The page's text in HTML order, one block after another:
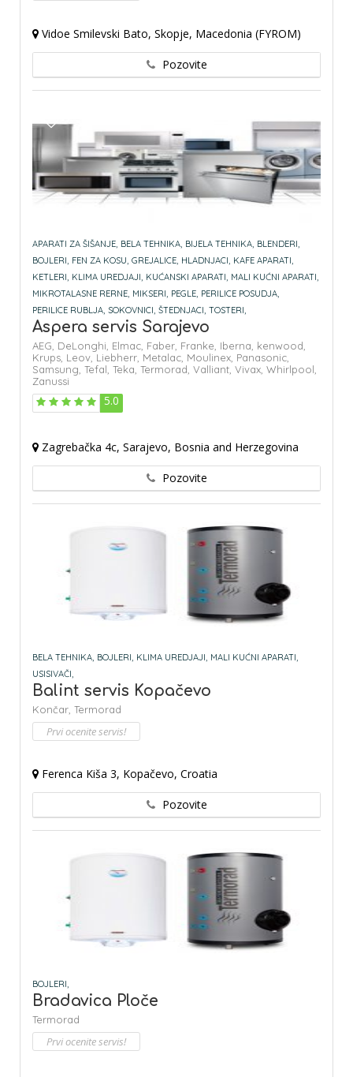
Vidoe Smilevski Bato, Skopje, Macedonia (FYROM)
Pozovite
APARATI ZA ŠIŠANJE, BELA TEHNIKA, BIJELA TEHNIKA, BLENDERI,
BOJLERI, FEN ZA KOSU, GREJALICE, HLADNJACI, KAFE APARATI,
KETLERI, KLIMA UREDJAJI, KUĆANSKI APARATI, MALI KUĆNI APARATI,
MIKROTALASNE RERNE, MIKSERI, PEGLE, PERILICE POSUDJA,
PERILICE RUBLJA, SOKOVNICI, ŠTEDNJACI, TOSTERI,
Aspera servis Sarajevo
AEG, DeLonghi, Elmac, Faber, Franke, Iberna, kenwood,
Krups, Leov, Liebherr, Metalac, Moulinex, Panasonic,
Samsung, Tefal, Teka, Termorad, Valliant, Vivax, Whirlpool,
Zanussi
5.0
Zagrebačka 4c, Sarajevo, Bosnia and Herzegovina
Pozovite
BELA TEHNIKA, BOJLERI, KLIMA UREDJAJI, MALI KUĆNI APARATI,
USISIVAČI,
Balint servis Kopačevo
Končar, Termorad
Prvi ocenite servis!
Ferenca Kiša 3, Kopačevo, Croatia
Pozovite
BOJLERI,
Bradavica Ploče
Termorad
Prvi ocenite servis!